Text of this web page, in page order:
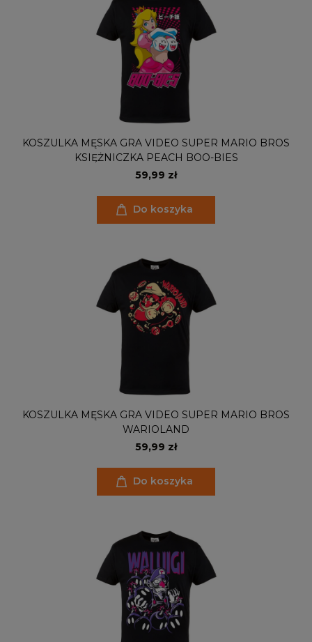
KOSZULKA MĘSKA GRA VIDEO SUPER MARIO BROS
KSIĘŻNICZKA PEACH BOO-BIES
59,99 zł
Do koszyka
KOSZULKA MĘSKA GRA VIDEO SUPER MARIO BROS
WARIOLAND
59,99 zł
Do koszyka